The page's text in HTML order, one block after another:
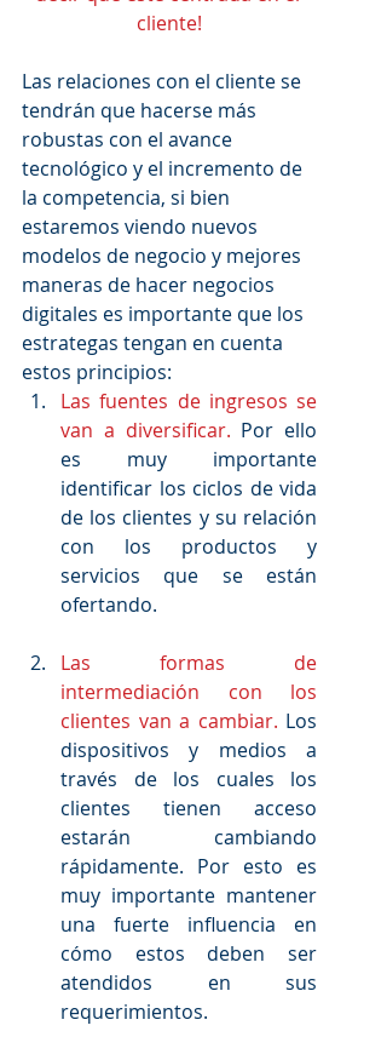
cliente!
Las relaciones con el cliente se
tendrán que hacerse más
robustas con el avance
tecnológico y el incremento de
la competencia, si bien
estaremos viendo nuevos
modelos de negocio y mejores
maneras de hacer negocios
digitales es importante que los
estrategas tengan en cuenta
estos principios:
Las fuentes de ingresos se
van a diversificar. Por ello
es muy importante
identificar los ciclos de vida
de los clientes y su relación
con los productos y
servicios que se están
ofertando.
Las formas de
intermediación con los
clientes van a cambiar. Los
dispositivos y medios a
través de los cuales los
clientes tienen acceso
estarán cambiando
rápidamente. Por esto es
muy importante mantener
una fuerte influencia en
cómo estos deben ser
atendidos en sus
requerimientos.